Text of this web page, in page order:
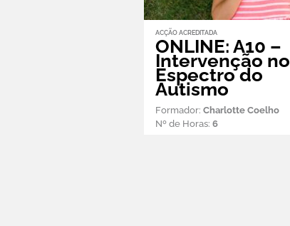
ACÇÃO ACREDITADA
ONLINE: A10 –
Intervenção no
Espectro do
Autismo
Formador: Charlotte Coelho
Nº de Horas: 6